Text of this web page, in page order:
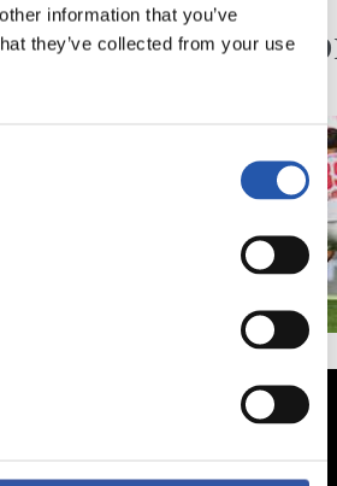
information that you’ve
they’ve collected from your use
preparar
CRÓNICA
Otra